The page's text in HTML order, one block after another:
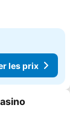
les prix